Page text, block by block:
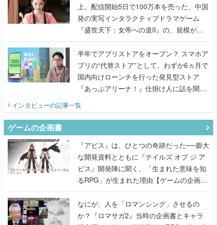
上。配信開始5日で100万本を売った、中国
発の実写インタラクティブドラマゲーム
『盛世天下：女帝への道II』の、規模が違
うこだわりをプロデューサーに聞いた
半年でアプリストアをオープン？ スマホア
プリの“代替ストア”として、わずか6ヵ月で
国内向けローンチを行った発見型ストア
『あっぷアリーナ！』仕掛け人に話を聞い
インタビューの記事一覧
ゲームの企画書
『アビス』は、ひとつの奇跡だった──膨大
な開発資料とともに『テイルズ オブ ジ ア
ビス』開発陣に聞く、「生まれた意味を知
るRPG」が生まれた理由【ゲームの企画
書】
なにが、人を「ロマンシング」させるの
か？『ロマサガ2』当時の企画書とキャラ